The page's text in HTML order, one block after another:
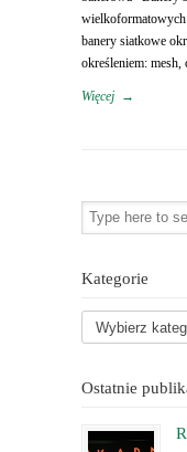
banery siatkowe
określeniem: mesh,
Więcej →
Kategorie
Ostatnie